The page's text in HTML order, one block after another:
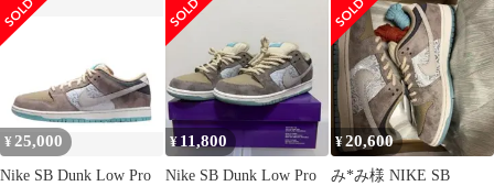
¥ 25,000
Nike SB Dunk Low Pro
¥ 11,800
Nike SB Dunk Low Pro
¥20,600
み*み様 NIKE SB